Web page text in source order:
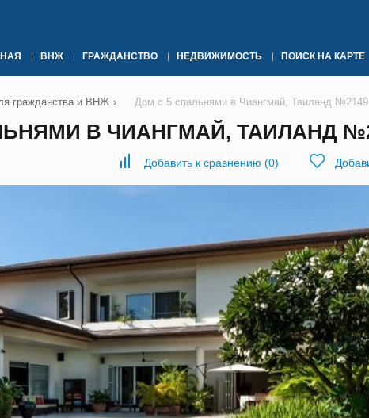
ВНЖ ГРАЖДАНСТВО НЕДВИЖИМОСТЬ ПОИСК НА КАРТЕ
гражданства и ВНЖ › Дом с 5 спальнями в Чиангмай, Таиланд №2149
В ЧИАНГМАЙ, ТАИЛАНД
Добавить к сравнению (0)